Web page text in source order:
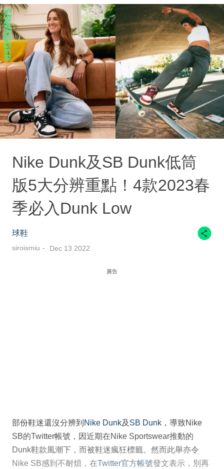
Nike Dunk及SB Dunk低筒
版5大分辨重點！4款2023春
季必入Dunk Low
球鞋
siroismiu Dec 13 2022
廣告
部份鞋迷還沒分辨到 Nike Dunk及 SB Dunk ，導致Nike
SB的Twitter帳號，因近期在Nike Sportswear推動的
Dunk鞋款風潮下，而被鞋迷瘋狂標籤。然而此舉亦令
Nike SB感到不耐煩，在Twitter官方帳號發文表示，別再